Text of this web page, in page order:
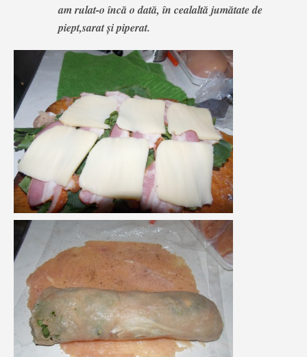
am rulat-o încă o dată, în cealaltă jumătate de
piept,sarat și piperat.